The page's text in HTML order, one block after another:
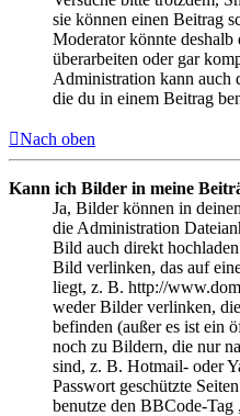
sie können einen Beitrag
Moderator könnte deshalb
überarbeiten oder gar
Administration kann auch
die du in einem Beitrag
Nach oben
Kann ich Bilder in meine
Ja, Bilder können in
die Administration
Bild auch direkt
Bild verlinken, das auf
liegt, z. B. http://
weder Bilder verlinken,
befinden (außer es ist ein
noch zu Bildern, die nur
sind, z. B. Hotmail- oder
Passwort geschützte
benutze den BBCode-Tag